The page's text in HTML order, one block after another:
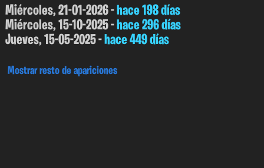
Miércoles, 21-01-2026 -hace 198 días
Miércoles, 15-10-2025 -hace 296 días
Jueves, 15-05-2025 -hace 449 días
Mostrar resto de apariciones